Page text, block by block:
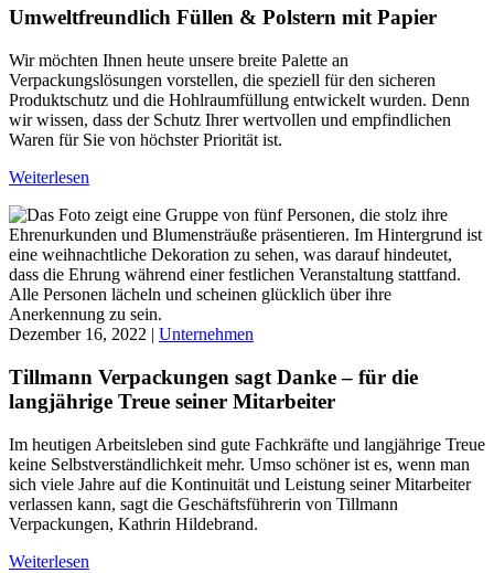
Umweltfreundlich Füllen & Polstern mit Papier
Wir möchten Ihnen heute unsere breite Palette an
Verpackungslösungen vorstellen, die speziell für den sicheren
Produktschutz und die Hohlraumfüllung entwickelt wurden. Denn
wir wissen, dass der Schutz Ihrer wertvollen und empfindlichen
Waren für Sie von höchster Priorität ist.
Weiterlesen
Dezember 16, 2022 | Unternehmen
Tillmann Verpackungen sagt Danke – für die
langjährige Treue seiner Mitarbeiter
Im heutigen Arbeitsleben sind gute Fachkräfte und langjährige Treue
keine Selbstverständlichkeit mehr. Umso schöner ist es, wenn man
sich viele Jahre auf die Kontinuität und Leistung seiner Mitarbeiter
verlassen kann, sagt die Geschäftsführerin von Tillmann
Verpackungen, Kathrin Hildebrand.
Weiterlesen